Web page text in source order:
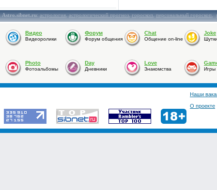
Astro.sibnet.ru:астрология,астрологический прогноз,гороскоп,персональный гороскоп,
Видео
Видеоролики
Форум
Форум общения
Chat
Общение on-line
Joke
Photo
Фотоальбомы
Day
Дневники
Love
Знакомства Игры
Наши
О проекте